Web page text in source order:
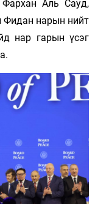
Аль Сауд,
Фидан нарын нийт
нар гарын үсэг